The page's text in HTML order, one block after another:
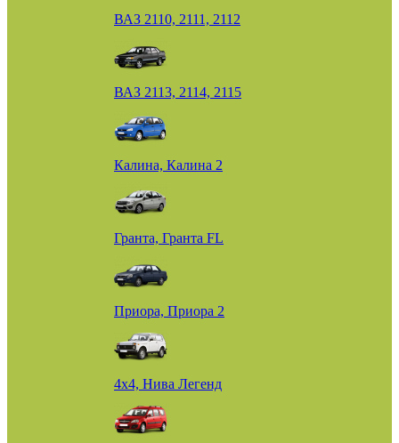
ВАЗ 2110, 2111, 2112
ВАЗ 2113, 2114, 2115
Калина, Калина 2
Гранта, Гранта FL
Приора, Приора 2
4х4, Нива Легенд